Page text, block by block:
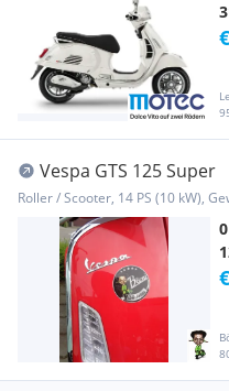
Vespa GTS 125 Super
Roller / Scooter, 14 PS (10 kW),
0